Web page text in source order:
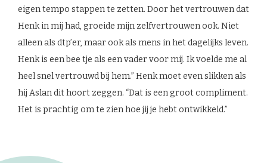
eigen tempo stappen te zetten. Door het vertrouwen dat
Henk in mij had, groeide mijn zelfvertrouwen ook. Niet
alleen als dtp’er, maar ook als mens in het dagelijks leven.
Henk is een bee tje als een vader voor mij. Ik voelde me al
heel snel vertrouwd bij hem.” Henk moet even slikken als
hij Aslan dit hoort zeggen. “Dat is een groot compliment.
Het is prachtig om te zien hoe jij je hebt ontwikkeld.”